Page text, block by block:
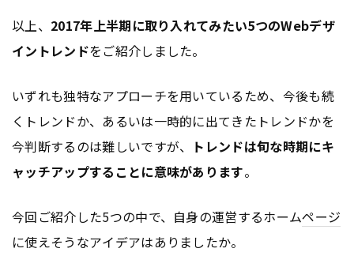
以上、 2017年上半期に取り入れてみたい5つのWebデザ
イントレンドをご紹介しました。
いずれも独特なアプローチを用いているため、今後も続
くトレンドか、あるいは一時的に出てきたトレンドかを
今判断するのは難しいですが、
トレンドは旬な時期にキ
ャッチアップすることに意味があります。
今回ご紹介した5つの中で、自身の運営するホームページ
に使えそうなアイデアはありましたか。